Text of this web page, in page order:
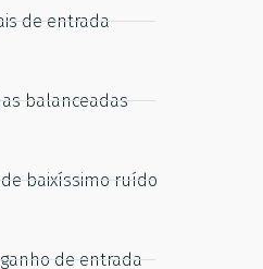
de entrada
balanceadas
baixíssimo ruído
de entrada